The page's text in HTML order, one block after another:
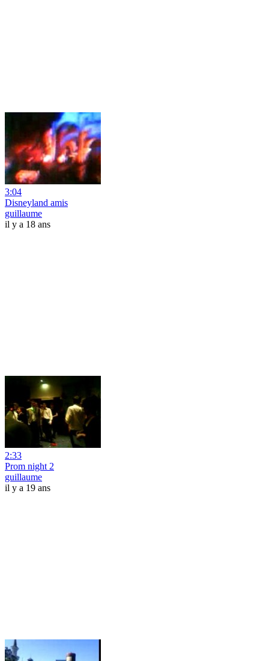
3:04
Disneyland amis
guillaume
il y a 18 ans
2:33
Prom night 2
guillaume
il y a 19 ans